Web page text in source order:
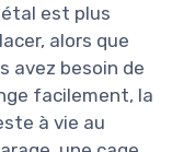
est plus
alors que
avez besoin de
facilement, la
à vie au